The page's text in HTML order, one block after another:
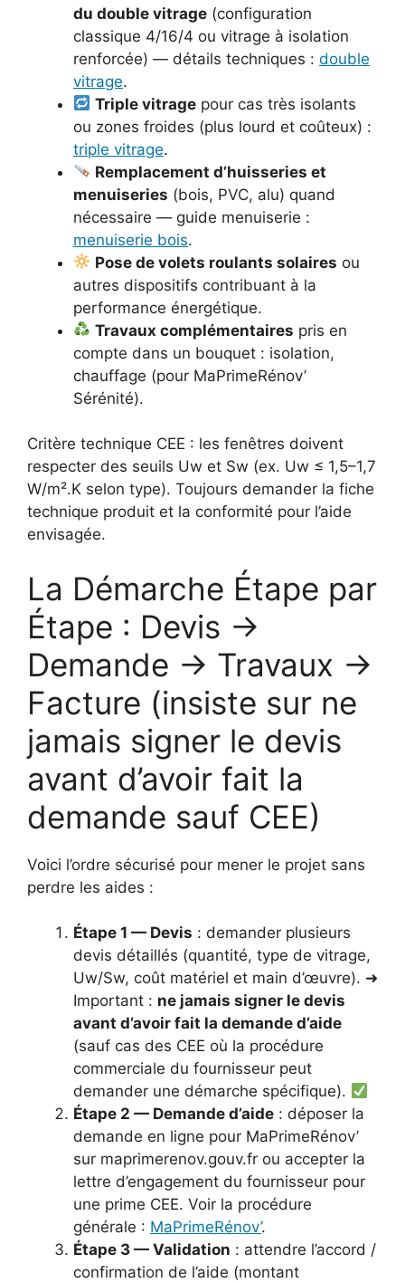
du double vitrage (configuration
classique 4/16/4 ou vitrage à isolation
renforcée) — détails techniques : double
vitrage.
Triple vitrage pour cas très isolants
ou zones froides (plus lourd et coûteux) :
triple vitrage.
Remplacement d’huisseries et
menuiseries (bois, PVC, alu) quand
nécessaire — guide menuiserie :
menuiserie bois.
Pose de volets roulants solaires ou
autres dispositifs contribuant à la
performance énergétique.
Travaux complémentaires pris en
compte dans un bouquet : isolation,
chauffage (pour MaPrimeRénov’
Sérénité).
Critère technique CEE : les fenêtres doivent
respecter des seuils Uw et Sw (ex. Uw ≤ 1,5–1,7
W/m².K selon type). Toujours demander la fiche
technique produit et la conformité pour l’aide
envisagée.
La Démarche Étape par
Étape : Devis ->
Demande -> Travaux ->
Facture (insiste sur ne
jamais signer le devis
avant d’avoir fait la
demande sauf CEE)
Voici l’ordre sécurisé pour mener le projet sans
perdre les aides :
Étape 1 — Devis : demander plusieurs
devis détaillés (quantité, type de vitrage,
Uw/Sw, coût matériel et main d’œuvre). ➜
Important : ne jamais signer le devis
avant d’avoir fait la demande d’aide
(sauf cas des CEE où la procédure
commerciale du fournisseur peut
demander une démarche spécifique).
Étape 2 — Demande d’aide : déposer la
demande en ligne pour MaPrimeRénov’
sur maprimerenov.gouv.fr ou accepter la
lettre d’engagement du fournisseur pour
une prime CEE. Voir la procédure
générale : MaPrimeRénov’.
Étape 3 — Validation : attendre l’accord /
confirmation de l’aide (montant